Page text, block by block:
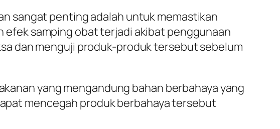
sangat penting adalah untuk memastikan
efek samping obat terjadi akibat penggunaan
dan menguji produk-produk tersebut sebelum
yang mengandung bahan berbahaya yang
mencegah produk berbahaya tersebut